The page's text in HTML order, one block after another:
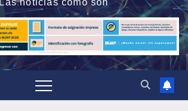
Las noticias como son